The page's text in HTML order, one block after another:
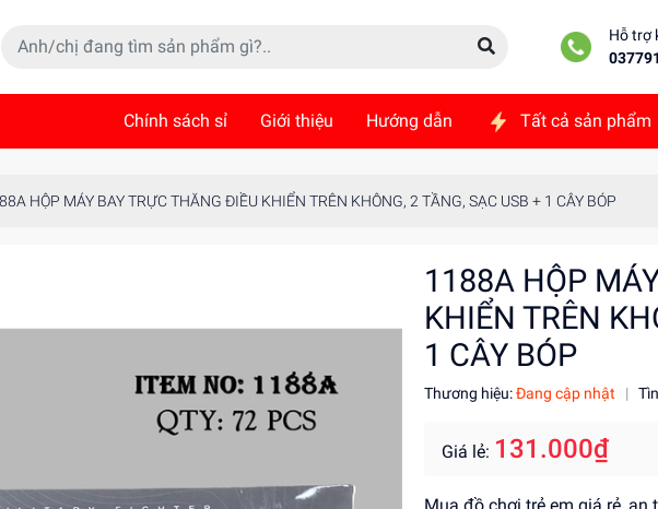
Hỗ trợ
Chính sách sỉ Giới thiệu Hướng dẫn Tất cả sản phẩm
HỘP MÁY BAY TRỰC THĂNG ĐIỀU KHIỂN TRÊN KHÔNG, 2 TẦNG, SẠC USB + 1 CÂY BÓP
1188A HỘP
KHIỂN TRÊN
1 CÂY BÓP
Thương hiệu:Đang cập nhật |
Giá lẻ: 131.000₫